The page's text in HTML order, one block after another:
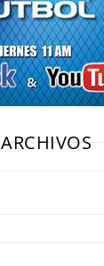
ARCHIVOS